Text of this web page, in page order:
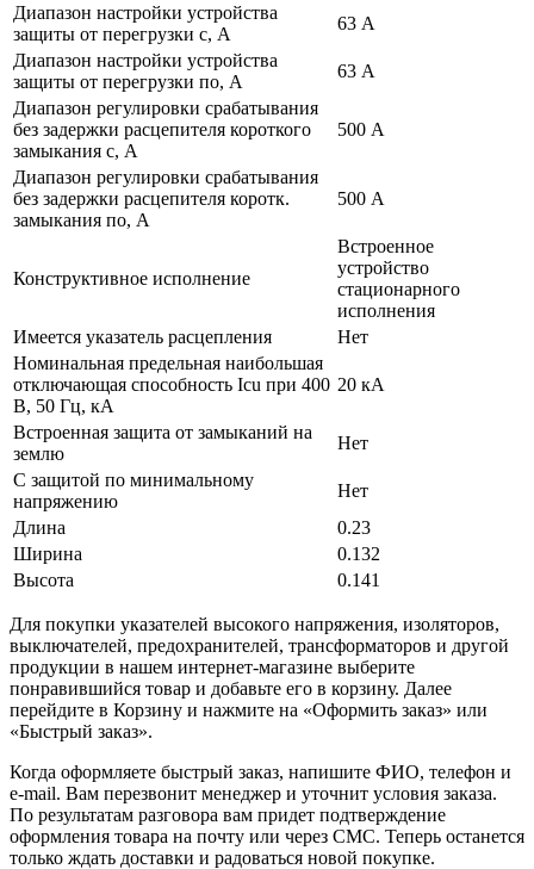
Диапазон настройки устройства
защиты от перегрузки с, А
63 А
Диапазон настройки устройства
защиты от перегрузки по, А
63 А
Диапазон регулировки срабатывания
без задержки расцепителя короткого
замыкания с, А
500 А
Диапазон регулировки срабатывания
без задержки расцепителя коротк.
замыкания по, А
500 А
Конструктивное исполнение
Встроенное
устройство
стационарного
исполнения
Имеется указатель расцепления
Нет
Номинальная предельная наибольшая
отключающая способность Icu при 400
В, 50 Гц, кА
20 кА
Встроенная защита от замыканий на
землю
Нет
С защитой по минимальному
напряжению
Нет
Длина
0.23
Ширина
0.132
Высота
0.141
Для покупки указателей высокого напряжения, изоляторов,
выключателей, предохранителей, трансформаторов и другой
продукции в нашем интернет-магазине выберите
понравившийся товар и добавьте его в корзину. Далее
перейдите в Корзину и нажмите на «Оформить заказ» или
«Быстрый заказ».
Когда оформляете быстрый заказ, напишите ФИО, телефон и
e-mail. Вам перезвонит менеджер и уточнит условия заказа.
По результатам разговора вам придет подтверждение
оформления товара на почту или через СМС. Теперь останется
только ждать доставки и радоваться новой покупке.